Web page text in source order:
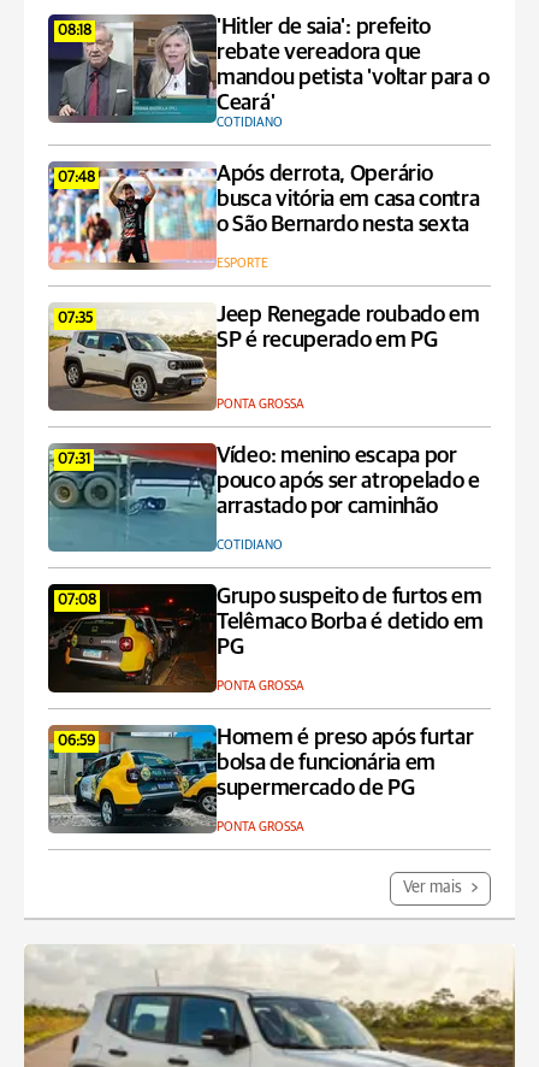
08:18
'Hitler de saia': prefeito
rebate vereadora que
mandou petista 'voltar para o
Ceará'
COTIDIANO
07:48
Após derrota, Operário
busca vitória em casa contra
o São Bernardo nesta sexta
ESPORTE
07:35
Jeep Renegade roubado em
SP é recuperado em PG
PONTA GROSSA
07:31
Vídeo: menino escapa por
pouco após ser atropelado e
arrastado por caminhão
COTIDIANO
07:08
Grupo suspeito de furtos em
Telêmaco Borba é detido em
PG
PONTA GROSSA
06:59
Homem é preso após furtar
bolsa de funcionária em
supermercado de PG
PONTA GROSSA
Ver mais